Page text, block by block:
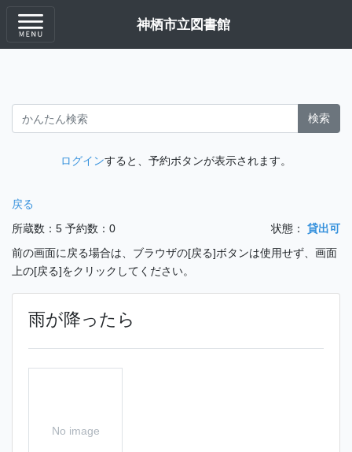
神栖市立図書館
検索
ログインすると、予約ボタンが表示されます。
戻る
所蔵数：5 予約数：0 状態：
貸出可
前の画面に戻る場合は、ブラウザの[戻る]ボタンは使用せず、画面
上の[戻る]をクリックしてください。
雨が降ったら
No image